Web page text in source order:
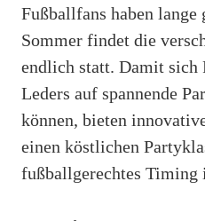
Fußballfans haben lange
Sommer findet die
endlich statt. Damit sich
Leders auf spannende
können, bieten
einen köstlichen
fußballgerechtes Timing